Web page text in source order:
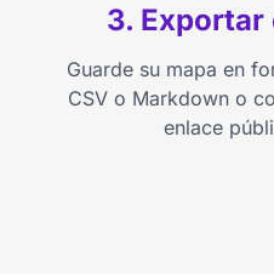
3.
Guarde su mapa en
CSV o Markdown o
enlace